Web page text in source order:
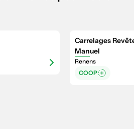
Carrelages
Manuel
Renens
COOP